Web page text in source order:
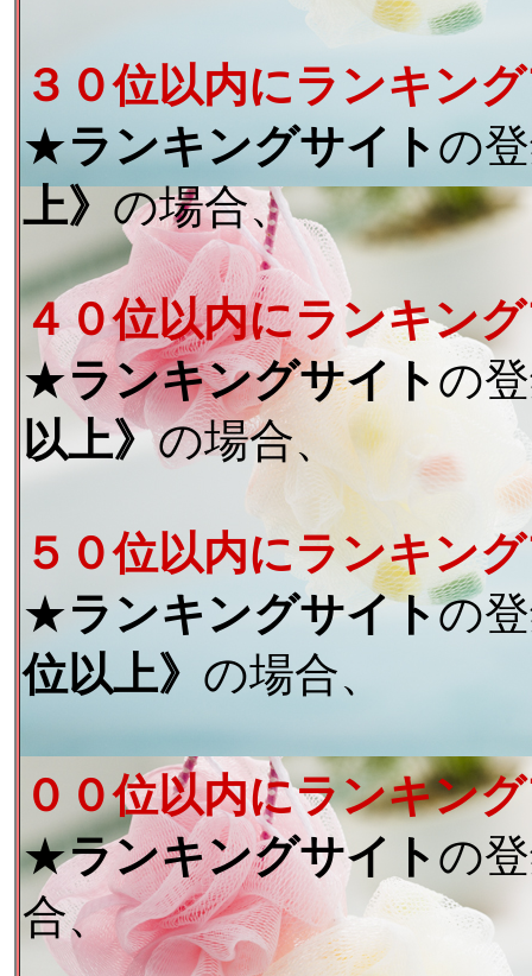
３０位以内にランキン
★ランキングサイト の
上》 の場合、
４０位以内にランキン
★ランキングサイト の
以上》の場合、
５０位以内にランキン
★ランキングサイトの
位以上》 の場合、
００位以内にランキン
★ランキングサイト の
合、